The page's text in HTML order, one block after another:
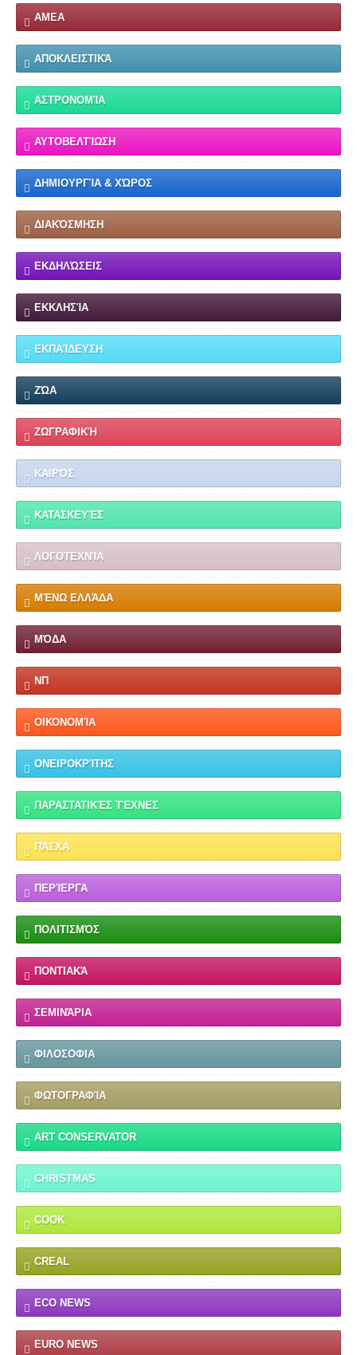
ΑΜΕΑ
ΑΠΟΚΛΕΙΣΤΙΚΆ
ΑΣΤΡΟΝΟΜΊΑ
ΑΥΤΟΒΕΛΤΊΩΣΗ
ΔΗΜΙΟΥΡΓΊΑ & ΧΏΡΟΣ
ΔΙΑΚΌΣΜΗΣΗ
ΕΚΔΗΛΏΣΕΙΣ
ΕΚΚΛΗΣΊΑ
ΕΚΠΑΊΔΕΥΣΗ
ΖΏΑ
ΖΩΓΡΑΦΙΚΉ
ΚΑΙΡΌΣ
ΚΑΤΑΣΚΕΥΈΣ
ΛΟΓΟΤΕΧΝΊΑ
ΜΈΝΩ ΕΛΛΆΔΑ
ΜΌΔΑ
ΝΠ
ΟΙΚΟΝΟΜΊΑ
ΟΝΕΙΡΟΚΡΊΤΗΣ
ΠΑΡΑΣΤΑΤΙΚΈΣ ΤΈΧΝΕΣ
ΠΆΣΧΑ
ΠΕΡΊΕΡΓΑ
ΠΟΛΙΤΙΣΜΌΣ
ΠΟΝΤΙΑΚΆ
ΣΕΜΙΝΆΡΙΑ
ΦΙΛΟΣΟΦΙΑ
ΦΩΤΟΓΡΑΦΊΑ
ART CONSERVATOR
CHRISTMAS
COOK
CREAL
ECO NEWS
EURO NEWS